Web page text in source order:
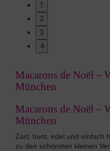
1
2
3
4
Macarons de Noël –
München
Macarons de Noël –
München
Zart, bunt, edel und einfach
zu den schönsten kleinen